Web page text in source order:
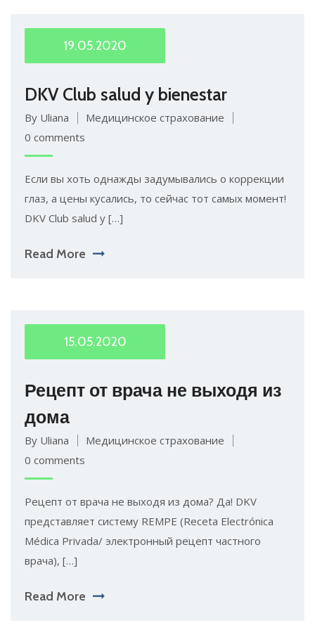
19.05.2020
DKV Club salud y bienestar
By Uliana
Медицинское страхование
0 comments
Если вы хоть однажды задумывались о коррекции
глаз, а цены кусались, то сейчас тот самых момент!
DKV Club salud y […]
Read More
15.05.2020
Рецепт от врача не выходя из
дома
By Uliana
Медицинское страхование
0 comments
Рецепт от врача не выходя из дома? Да! DKV
представляет систему REMPE (Receta Electrónica
Médica Privada/ электронный рецепт частного
врача), […]
Read More